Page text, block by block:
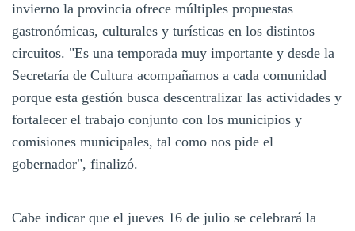
invierno la provincia ofrece múltiples propuestas
gastronómicas, culturales y turísticas en los distintos
circuitos. "Es una temporada muy importante y desde la
Secretaría de Cultura acompañamos a cada comunidad
porque esta gestión busca descentralizar las actividades y
fortalecer el trabajo conjunto con los municipios y
comisiones municipales, tal como nos pide el
gobernador", finalizó.
Cabe indicar que el jueves 16 de julio se celebrará la